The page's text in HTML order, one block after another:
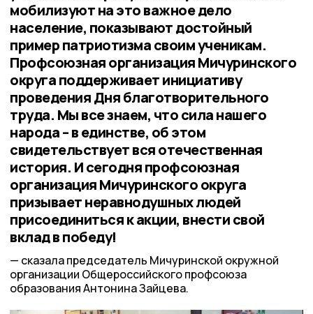
мобилизуют на это важное дело
население, показывают достойный
пример патриотизма своим ученикам.
Профсоюзная организация Мичуринского
округа поддерживает инициативу
проведения Дня благотворительного
труда. Мы все знаем, что сила нашего
народа – в единстве, об этом
свидетельствует вся отечественная
история. И сегодня профсоюзная
организация Мичуринского округа
призывает неравнодушных людей
присоединиться к акции, внести свой
вклад в победу!
сказала председатель Мичуринской окружной
организации Общероссийского профсоюза
образования Антонина Зайцева.